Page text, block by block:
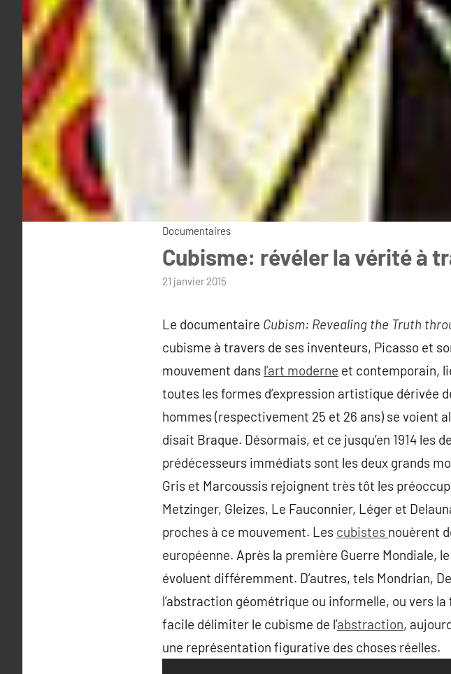
Documentaires
Cubisme: révéler la vérité à
par
21 janvier 2015
Le documentaire Cubism: Revealing the Truth
cubisme à travers de ses inventeurs, Picasso et
mouvement dans l’art moderne et contemporain,
toutes les formes d’expression artistique dérivée
hommes (respectivement 25 et 26 ans) se voient
disait Braque. Désormais, et ce jusqu’en 1914 les
prédécesseurs immédiats sont les deux grands
Gris et Marcoussis rejoignent très tôt les
Metzinger, Gleizes, Le Fauconnier, Léger et
proches à ce mouvement. Les cubistes nouèrent
européenne. Après la première Guerre Mondiale,
évoluent différemment. D’autres, tels Mondrian,
l’abstraction géométrique ou informelle, ou vers la
facile délimiter le cubisme de l’abstraction,
une représentation figurative des choses réelles.